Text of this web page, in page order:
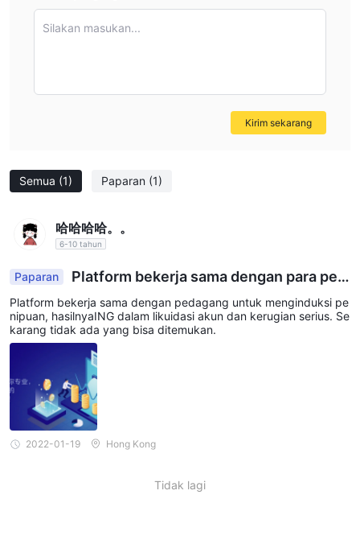
Semua (1) Paparan (1)
哈哈哈哈。。
6-10 tahun
Paparan
Platform bekerja sama dengan para ped
agang untuk mendorong penipuan
Platform bekerja sama dengan pedagang untuk menginduksi pe
nipuan, hasilnyaING dalam likuidasi akun dan kerugian serius. Se
karang tidak ada yang bisa ditemukan.
2022-01-19 Hong Kong
Tidak lagi
Silakan masukan...
Kirim sekarang